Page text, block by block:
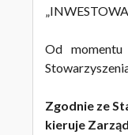
Od momentu
Zgodnie ze
kieruje